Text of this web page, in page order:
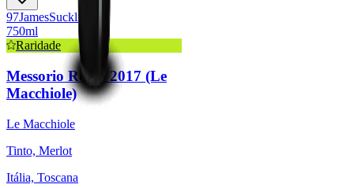
97JamesSuckling
750ml
Raridade
Messorio Rosso 2017 (Le
Macchiole)
Le Macchiole
Tinto, Merlot
Itália, Toscana